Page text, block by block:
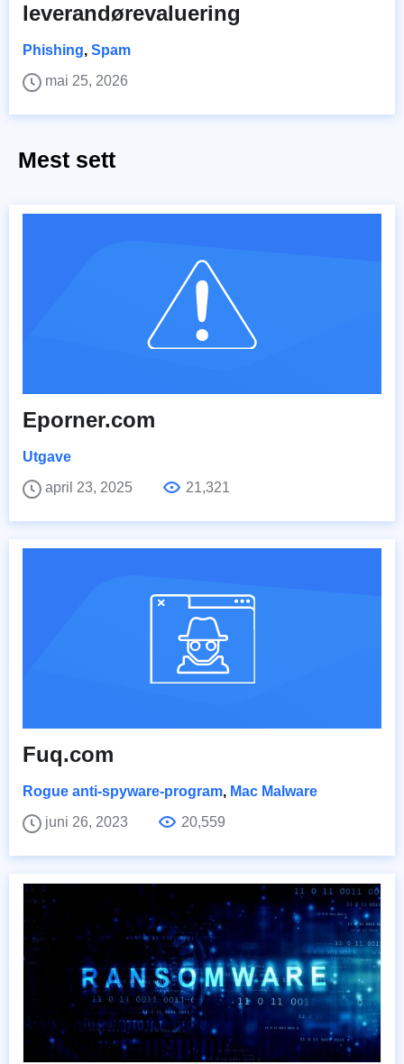
leverandørevaluering
Phishing, Spam
mai 25, 2026
Mest sett
Eporner.com
Utgave
april 23, 2025
21,321
Fuq.com
Rogue anti-spyware-program, Mac Malware
juni 26, 2023
20,559